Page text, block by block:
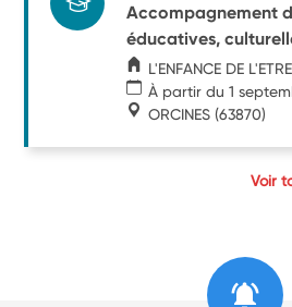
Accompagnement
éducatives,
L'ENFANCE DE L'ETRE
À partir du 1
ORCINES (63870)
Voir